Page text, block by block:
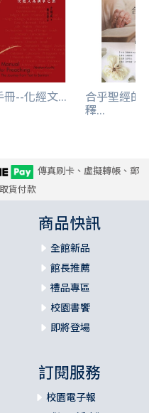
冊--化經文... 合乎聖經的
釋...
傳真刷卡、虛擬轉帳、郵
貨付款
商品快訊
全館新品
館長推薦
禮品專區
校園書饗
即將登場
訂閱服務
校園電子報